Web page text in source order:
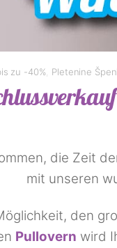
zu -40% Pletenine
die Zeit
mit unseren
den
Pullovern wird